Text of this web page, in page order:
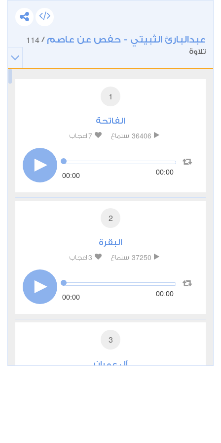
عبدالبارئ الثبيتي - حفص عن عاصم /
114
تلاوة
1
الفاتحة
36406 استماع 7 اعجاب
00:00 00:00
2
البقرة
37250 استماع 3 اعجاب
00:00 00:00
3
آل عمران